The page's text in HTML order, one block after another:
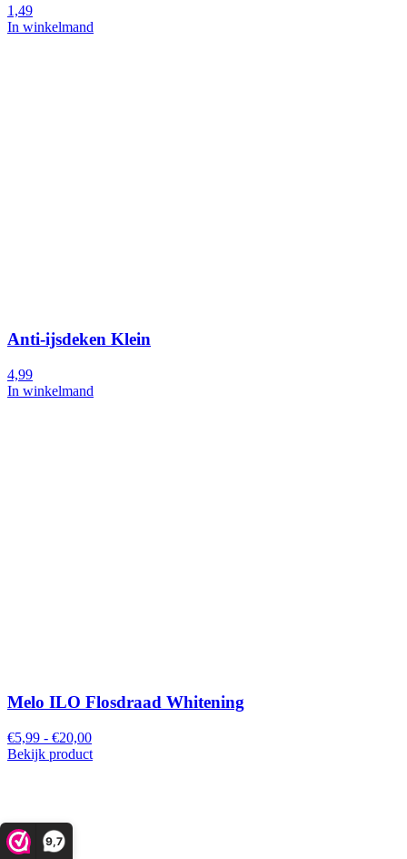
9,7
1,49
In winkelmand
Anti-ijsdeken Klein
4,99
In winkelmand
Melo ILO Flosdraad Whitening
€5,99 - €20,00
Bekijk product